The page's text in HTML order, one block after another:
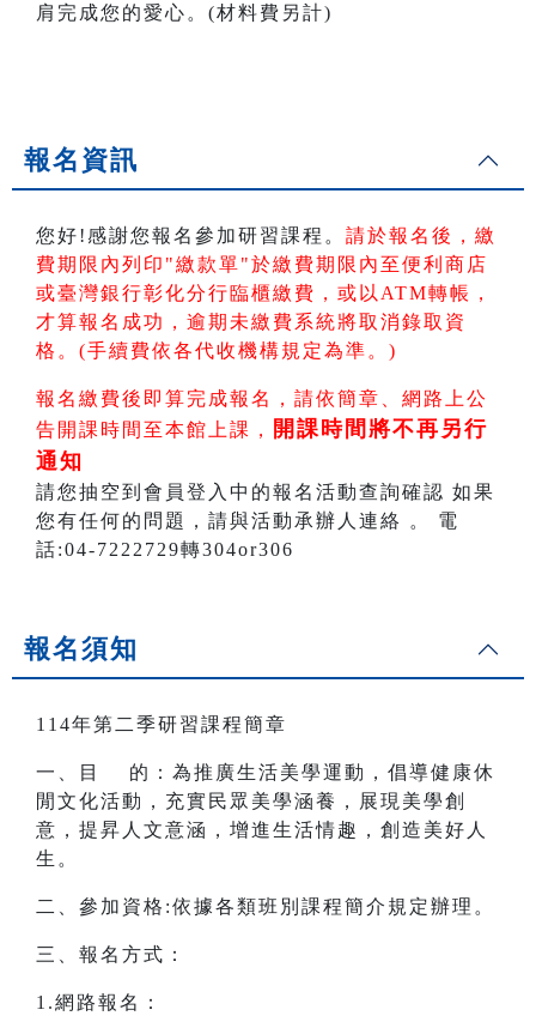
肩完成您的愛心。(材料費另計)
報名資訊
您好!感謝您報名參加研習課程。 請於報名後，繳
費期限內列印"繳款單"於繳費期限內至便利商店
或臺灣銀行彰化分行臨櫃繳費，或以ATM轉帳 ，
才算報名成功，逾期未繳費系統將取消錄取資
格。(手續費依各代收機構規定為準。)
報名繳費後即算完成報名，請依簡章、網路上公
告開課時間至本館上課，
開課時間將不再另行
通知
請您抽空到會員登入中的報名活動查詢確認 如果
您有任何的問題，請與活動承辦人連絡 。 電
話:04-7222729轉304or306
報名須知
114年第二季研習課程簡章
一、目 的：為推廣生活美學運動，倡導健康休
閒文化活動，充實民眾美學涵養，展現美學創
意，提昇人文意涵，增進生活情趣，創造美好人
生。
二、參加資格:依據各類班別課程簡介規定辦理。
三、報名方式：
1.網路報名：